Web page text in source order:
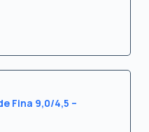
Fina 9,0/4,5 –